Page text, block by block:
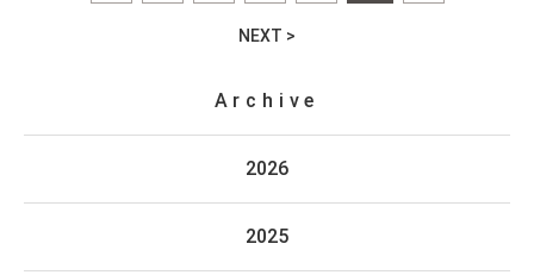
NEXT >
Archive
2026
2025